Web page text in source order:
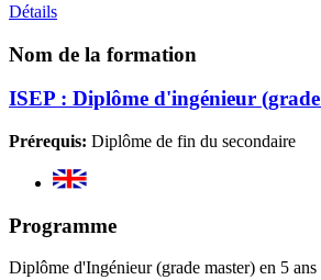
Détails
Nom de la formation
ISEP : Diplôme d'ingénieur
Prérequis: Diplôme de fin du secondaire
Programme
Diplôme d'Ingénieur (grade master) en 5 ans